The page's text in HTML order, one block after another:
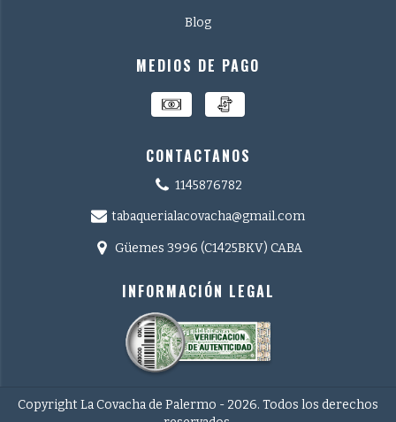
Blog
MEDIOS DE PAGO
CONTACTANOS
1145876782
tabaquerialacovacha@gmail.com
Güemes 3996 (C1425BKV) CABA
INFORMACIÓN LEGAL
Copyright La Covacha de Palermo - 2026. Todos los derechos